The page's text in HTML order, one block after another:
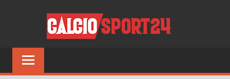
Tutto
sul